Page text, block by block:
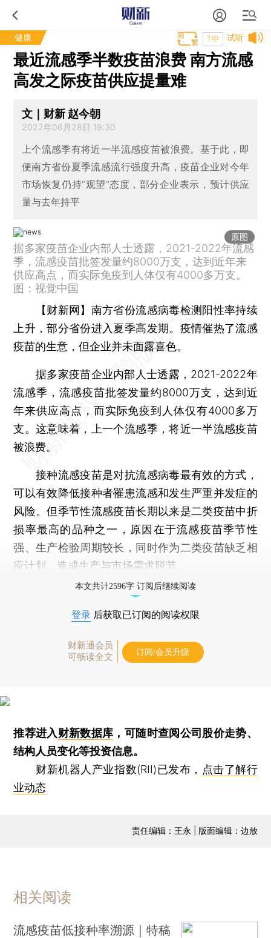
健康 试听
T中
最近流感季半数疫苗浪费 南方流感
高发之际疫苗供应提量难
文｜财新 赵今朝
2022年06月28日 19:30
上个流感季有将近一半流感疫苗被浪费。基于此，即
便南方省份夏季流感流行强度升高，疫苗企业对今年
市场恢复仍持“观望”态度，部分企业表示，预计供应
量与去年持平
原图
据多家疫苗企业内部人士透露，2021-2022年流感
季，流感疫苗批签发量约8000万支，达到近年来
供应高点，而实际免疫到人体仅有4000多万支。
图：视觉中国
【财新网】 南方省份流感病毒检测阳性率持续
上升，部分省份进入夏季高发期。疫情催热了流感
疫苗的生意，但企业并未面露喜色。
据多家疫苗企业内部人士透露，2021-2022年
流感季，流感疫苗批签发量约8000万支，达到近
年来供应高点，而实际免疫到人体仅有4000多万
支。这意味着，上一个流感季，将近一半流感疫苗
被浪费。
接种流感疫苗是对抗流感病毒最有效的方式，
可以有效降低接种者罹患流感和发生严重并发症的
风险。但季节性流感疫苗长期以来是二类疫苗中折
损率最高的品种之一，原因在于流感疫苗季节性
强、生产检验周期较长，同时作为二类疫苗缺乏相
应计划，造成生产与市场需求脱节。
本文共计2596字 订阅后继续阅读
登录 后获取已订阅的阅读权限
财新通会员
可畅读全文
订阅/会员升级
推荐进入财新数据库 ，可随时查阅公司股价走势、
结构人员变化等投资信息。
财新机器人产业指数(RII)已发布， 点击了解行
业动态
责任编辑：王永 | 版面编辑：边放
相关阅读
流感疫苗低接种率溯源｜特稿